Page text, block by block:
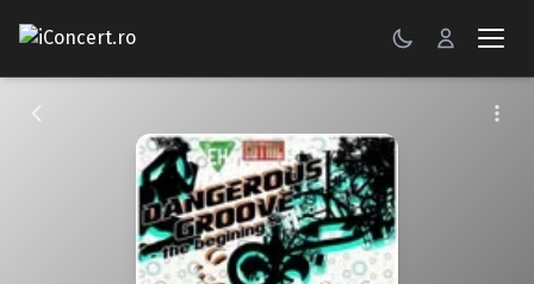
CONCERTE